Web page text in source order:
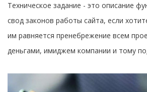
Техническое задание - это описание
свод законов работы сайта, если
им равняется пренебрежение всем
деньгами, имиджем компании и тому